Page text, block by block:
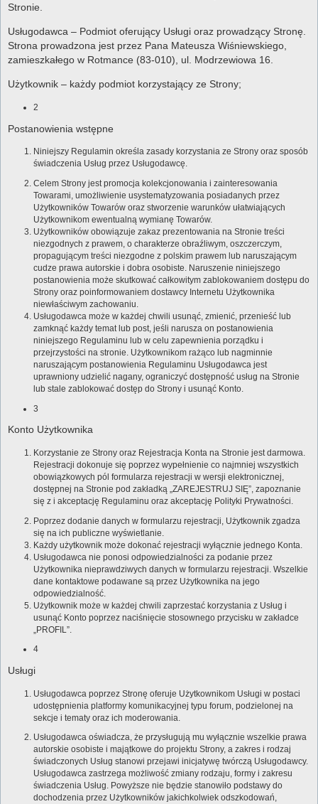
Stronie.
Usługodawca – Podmiot oferujący Usługi oraz prowadzący Stronę.
Strona prowadzona jest przez Pana Mateusza Wiśniewskiego,
zamieszkałego w Rotmance (83-010), ul. Modrzewiowa 16.
Użytkownik – każdy podmiot korzystający ze Strony;
2
Postanowienia wstępne
Niniejszy Regulamin określa zasady korzystania ze Strony oraz sposób
świadczenia Usług przez Usługodawcę.
Celem Strony jest promocja kolekcjonowania i zainteresowania
Towarami, umożliwienie usystematyzowania posiadanych przez
Użytkowników Towarów oraz stworzenie warunków ułatwiających
Użytkownikom ewentualną wymianę Towarów.
Użytkowników obowiązuje zakaz prezentowania na Stronie treści
niezgodnych z prawem, o charakterze obraźliwym, oszczerczym,
propagującym treści niezgodne z polskim prawem lub naruszającym
cudze prawa autorskie i dobra osobiste. Naruszenie niniejszego
postanowienia może skutkować całkowitym zablokowaniem dostępu do
Strony oraz poinformowaniem dostawcy Internetu Użytkownika
niewłaściwym zachowaniu.
Usługodawca może w każdej chwili usunąć, zmienić, przenieść lub
zamknąć każdy temat lub post, jeśli narusza on postanowienia
niniejszego Regulaminu lub w celu zapewnienia porządku i
przejrzystości na stronie. Użytkownikom rażąco lub nagminnie
naruszającym postanowienia Regulaminu Usługodawca jest
uprawniony udzielić nagany, ograniczyć dostępność usług na Stronie
lub stale zablokować dostęp do Strony i usunąć Konto.
3
Konto Użytkownika
Korzystanie ze Strony oraz Rejestracja Konta na Stronie jest darmowa.
Rejestracji dokonuje się poprzez wypełnienie co najmniej wszystkich
obowiązkowych pól formularza rejestracji w wersji elektronicznej,
dostępnej na Stronie pod zakładką „ZAREJESTRUJ SIĘ”, zapoznanie
się z i akceptację Regulaminu oraz akceptację Polityki Prywatności.
Poprzez dodanie danych w formularzu rejestracji, Użytkownik zgadza
się na ich publiczne wyświetlanie.
Każdy użytkownik może dokonać rejestracji wyłącznie jednego Konta.
Usługodawca nie ponosi odpowiedzialności za podanie przez
Użytkownika nieprawdziwych danych w formularzu rejestracji. Wszelkie
dane kontaktowe podawane są przez Użytkownika na jego
odpowiedzialność.
Użytkownik może w każdej chwili zaprzestać korzystania z Usług i
usunąć Konto poprzez naciśnięcie stosownego przycisku w zakładce
„PROFIL”.
4
Usługi
Usługodawca poprzez Stronę oferuje Użytkownikom Usługi w postaci
udostępnienia platformy komunikacyjnej typu forum, podzielonej na
sekcje i tematy oraz ich moderowania.
Usługodawca oświadcza, że przysługują mu wyłącznie wszelkie prawa
autorskie osobiste i majątkowe do projektu Strony, a zakres i rodzaj
świadczonych Usług stanowi przejawi inicjatywę twórczą Usługodawcy.
Usługodawca zastrzega możliwość zmiany rodzaju, formy i zakresu
świadczenia Usług. Powyższe nie będzie stanowiło podstawy do
dochodzenia przez Użytkowników jakichkolwiek odszkodowań,